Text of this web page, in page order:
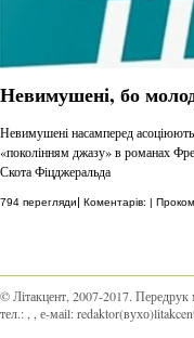
Невимушені, бо
Невимушені насамперед
«поколінням джазу» в романах
Скота Фіцджеральда
794 перегляди| Коментарів: |
© Літакцент, 2007-2017. Передрук
тел.:
, е-маіl: